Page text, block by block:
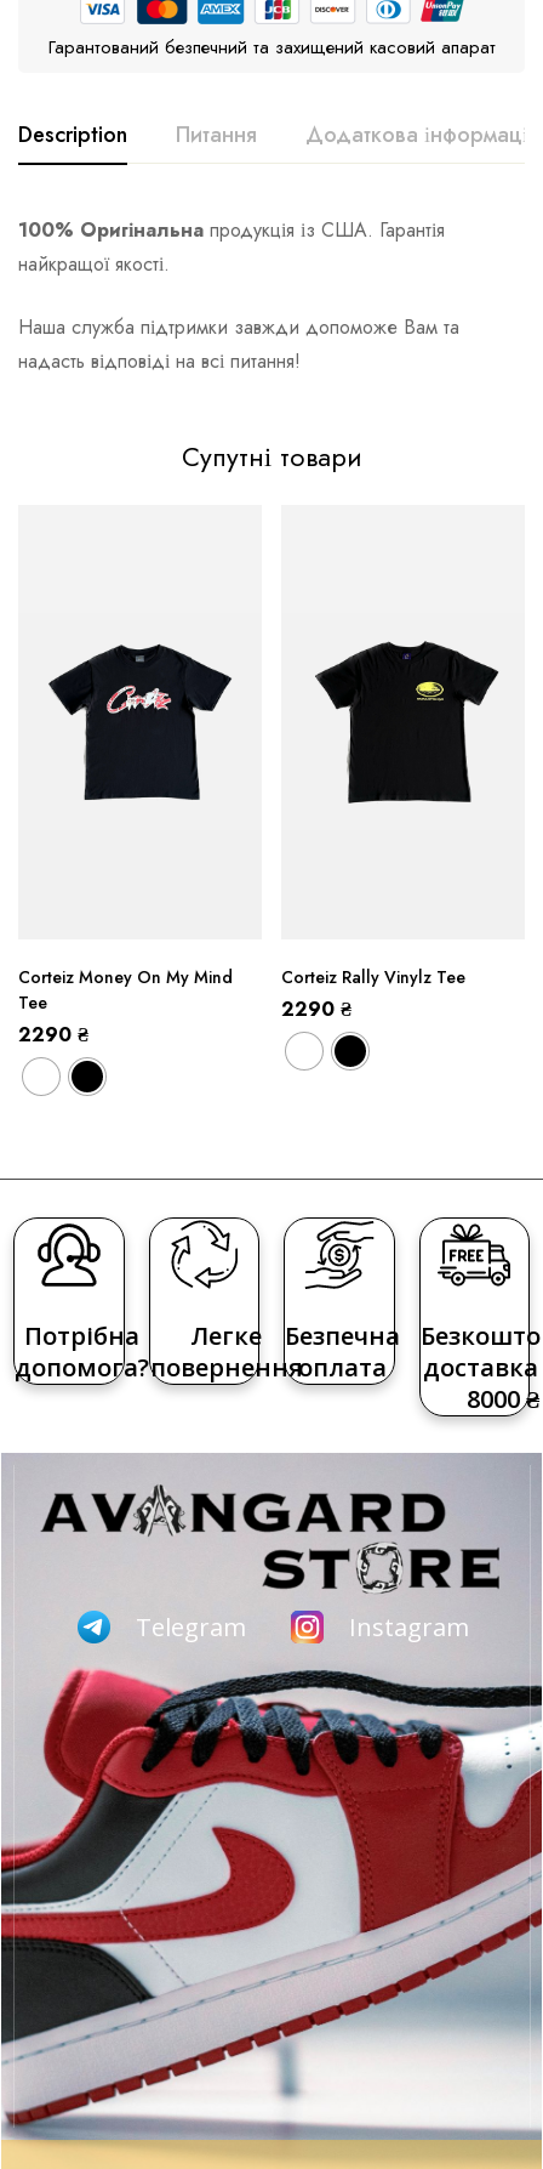
Гарантований безпечний та захищений касовий апарат
Description Питання Додаткова інформація
100% Оригінальна продукція із США. Гарантія
найкращої якості.
Наша служба підтримки завжди допоможе Вам та
надасть відповіді на всі питання!
Супутні товари
Corteiz Money On My Mind
Tee
2290 ₴
Corteiz Rally Vinylz Tee
2290 ₴
Потрібна
допомога?
Легке
повернення
Безпечна
оплата
доставка
8000 ₴
Telegram Instagram